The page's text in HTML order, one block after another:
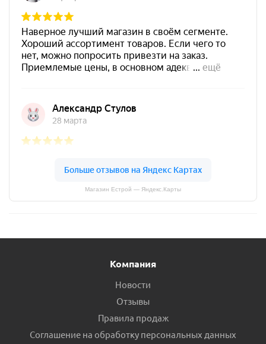
Магазин Естрой — Яндекс.Карты
Компания
Новости
Отзывы
Правила продаж
Соглашение на обработку персональных данных